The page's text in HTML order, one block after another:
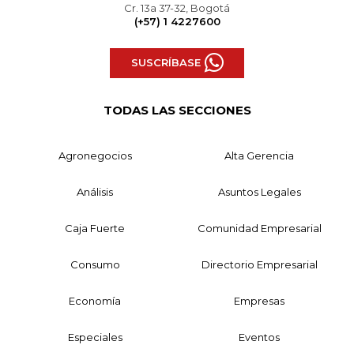
Cr. 13a 37-32, Bogotá
(+57) 1 4227600
SUSCRÍBASE
TODAS LAS SECCIONES
Agronegocios Alta Gerencia
Análisis Asuntos Legales
Caja Fuerte Comunidad Empresarial
Consumo Directorio Empresarial
Economía Empresas
Especiales Eventos